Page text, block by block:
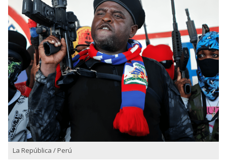
La República / Perú